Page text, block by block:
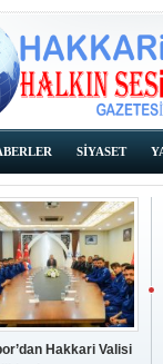
SİYASET
Hakkari Valisi